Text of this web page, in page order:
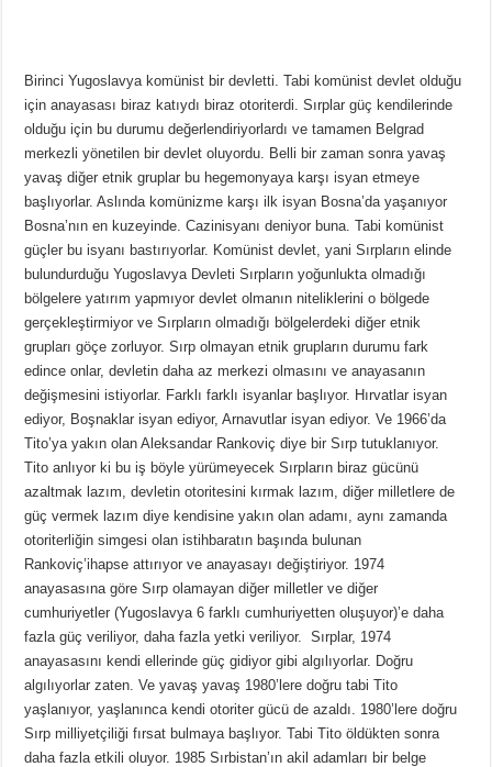
Birinci Yugoslavya komünist bir devletti. Tabi komünist devlet olduğu
için anayasası biraz katıydı biraz otoriterdi. Sırplar güç kendilerinde
olduğu için bu durumu değerlendiriyorlardı ve tamamen Belgrad
merkezli yönetilen bir devlet oluyordu. Belli bir zaman sonra yavaş
yavaş diğer etnik gruplar bu hegemonyaya karşı isyan etmeye
başlıyorlar. Aslında komünizme karşı ilk isyan Bosna’da yaşanıyor
Bosna’nın en kuzeyinde. Cazinisyanı deniyor buna. Tabi komünist
güçler bu isyanı bastırıyorlar. Komünist devlet, yani Sırpların elinde
bulundurduğu Yugoslavya Devleti Sırpların yoğunlukta olmadığı
bölgelere yatırım yapmıyor devlet olmanın niteliklerini o bölgede
gerçekleştirmiyor ve Sırpların olmadığı bölgelerdeki diğer etnik
grupları göçe zorluyor. Sırp olmayan etnik grupların durumu fark
edince onlar, devletin daha az merkezi olmasını ve anayasanın
değişmesini istiyorlar. Farklı farklı isyanlar başlıyor. Hırvatlar isyan
ediyor, Boşnaklar isyan ediyor, Arnavutlar isyan ediyor. Ve 1966’da
Tito’ya yakın olan Aleksandar Rankoviç diye bir Sırp tutuklanıyor.
Tito anlıyor ki bu iş böyle yürümeyecek Sırpların biraz gücünü
azaltmak lazım, devletin otoritesini kırmak lazım, diğer milletlere de
güç vermek lazım diye kendisine yakın olan adamı, aynı zamanda
otoriterliğin simgesi olan istihbaratın başında bulunan
Rankoviç’ihapse attırıyor ve anayasayı değiştiriyor. 1974
anayasasına göre Sırp olamayan diğer milletler ve diğer
cumhuriyetler (Yugoslavya 6 farklı cumhuriyetten oluşuyor)’e daha
fazla güç veriliyor, daha fazla yetki veriliyor. Sırplar, 1974
anayasasını kendi ellerinde güç gidiyor gibi algılıyorlar. Doğru
algılıyorlar zaten. Ve yavaş yavaş 1980’lere doğru tabi Tito
yaşlanıyor, yaşlanınca kendi otoriter gücü de azaldı. 1980’lere doğru
Sırp milliyetçiliği fırsat bulmaya başlıyor. Tabi Tito öldükten sonra
daha fazla etkili oluyor. 1985 Sırbistan’ın akil adamları bir belge